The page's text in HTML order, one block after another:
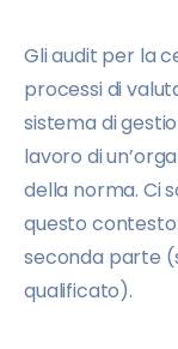
Gli audit per la
processi di
sistema di
lavoro di
della norma. Ci
questo
seconda parte
qualificato).